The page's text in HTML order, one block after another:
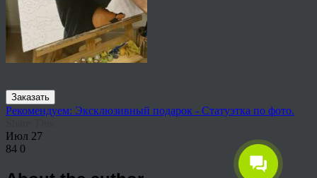
Заказать
Рекомендуем: Эксклюзивный подарок - Статуэтка по фото.
Июл 27
84 0